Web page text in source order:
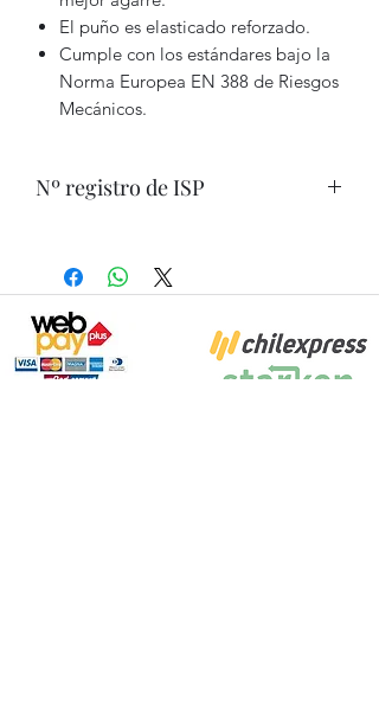
El puño es elasticado reforzado.
Cumple con los estándares bajo la
Norma Europea EN 388 de Riesgos
Mecánicos.
Nº registro de ISP